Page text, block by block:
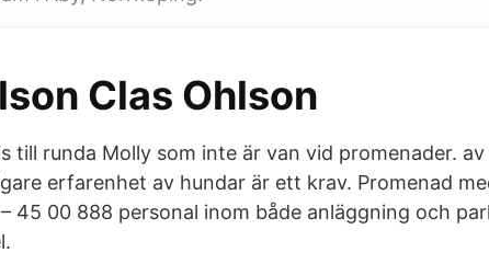
Clas Ohlson
till runda Molly som inte är van vid promenader. av
erfarenhet av hundar är ett krav. Promenad
45 00 888 personal inom både anläggning och